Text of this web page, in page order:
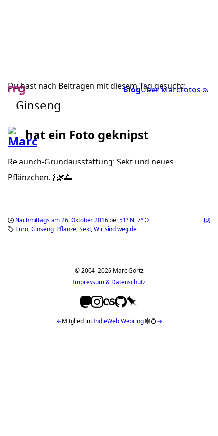
BlogÜber MarcFotos
Du hast nach Beiträgen mit diesem Tag gesucht:
Ginseng
hat ein Foto geknipst
Relaunch-Grundausstattung: Sekt und neues
Pflänzchen. 🍾🌿🌅
Nachmittags am 26. Oktober 2016 bei 51° N,7°O
Büro Ginseng Pflanze Sekt Wir sind weg.de
© 2004–2026 Marc Görtz
Impressum & Datenschutz
←Mitglied imIndieWeb Webring🕸💍→